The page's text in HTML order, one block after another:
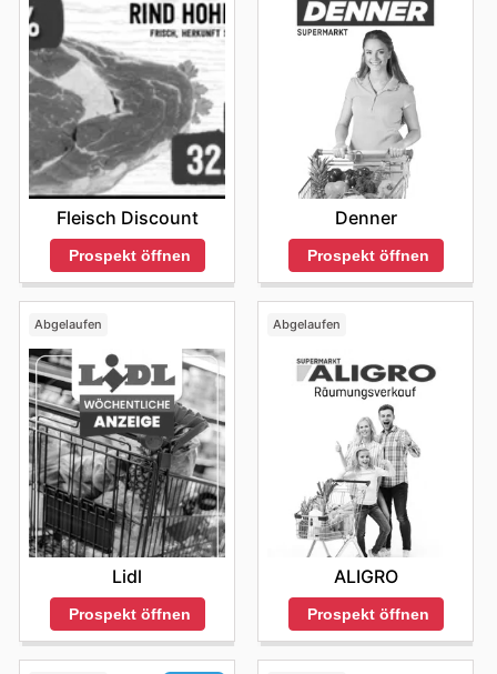
in jedem Aspekt ihres Angebots wider. Entdecken Sie
die neuesten Deals und bleiben Sie über Neuheiten und
zeitlich begrenzte Aktionen informiert, um stets das
Beste für Ihr Geld zu erhalten.
Finden Sie Ihre Lieblingsmarken bei Coop – erkunden
Sie noch heute die Online-Angebote.
Fleisch Discount
Prospekt öffnen
Denner
Prospekt öffnen
Abgelaufen
Lidl
Prospekt öffnen
Abgelaufen
ALIGRO
Prospekt öffnen